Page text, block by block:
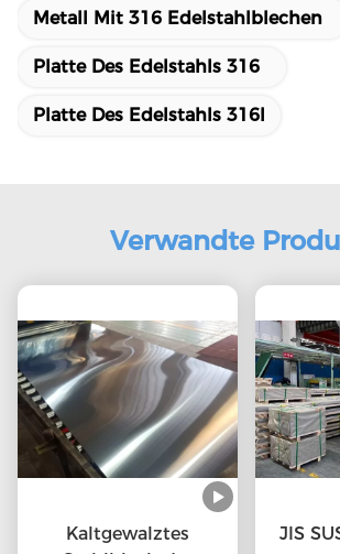
Metall Mit 316 Edelstahlblechen
Platte Des Edelstahls 316
Platte Des Edelstahls 316l
Verwandte
Kaltgewalztes
JIS